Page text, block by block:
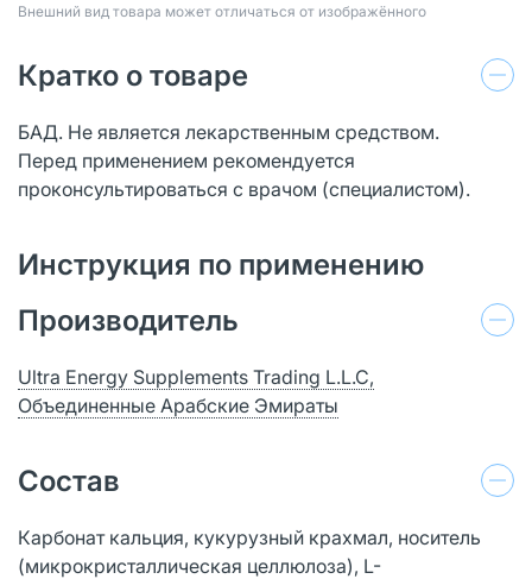
Bнешний вид товара может отличаться от изображённого
Кратко о товаре
БАД. Не является лекарственным средством.
Перед применением рекомендуется
проконсультироваться с врачом (специалистом).
Инструкция по применению
Производитель
Ultra Energy Supplements Trading L.L.C,
Объединенные Арабские Эмираты
Состав
Карбонат кальция, кукурузный крахмал, носитель
(микрокристаллическая целлюлоза), L-